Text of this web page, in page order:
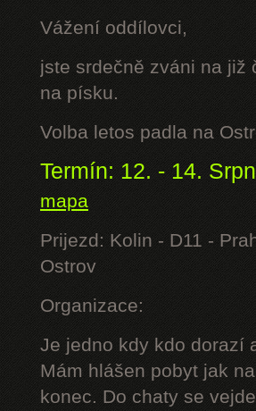
Vážení oddílovci,
jste srdečně zváni na již
na písku.
Volba letos padla na
Termín: 12. - 14.
mapa
Prijezd: Kolin - D11 -
Ostrov
Organizace:
Je jedno kdy kdo dorazí
Mám hlášen pobyt jak
konec. Do chaty se